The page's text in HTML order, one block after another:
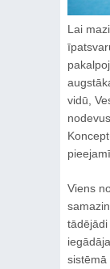
Lai
vidū,
Viens
sistēmā